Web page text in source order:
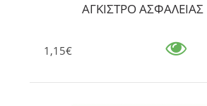
ΑΓΚΙΣΤΡΟ ΑΣΦΑΛΕΙΑΣ
1,15€